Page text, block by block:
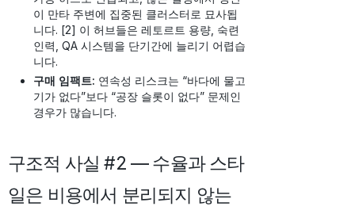
이 만타 주변에 집중된 클러스터로 묘사됩
니다. [2] 이 허브들은 레토르트 용량, 숙련
인력, QA 시스템을 단기간에 늘리기 어렵습
니다.
구매 임팩트: 연속성 리스크는 “바다에 물고
기가 없다”보다 “공장 슬롯이 없다” 문제인
경우가 많습니다.
구조적 사실 #2 — 수율과 스타
일은 비용에서 분리되지 않는